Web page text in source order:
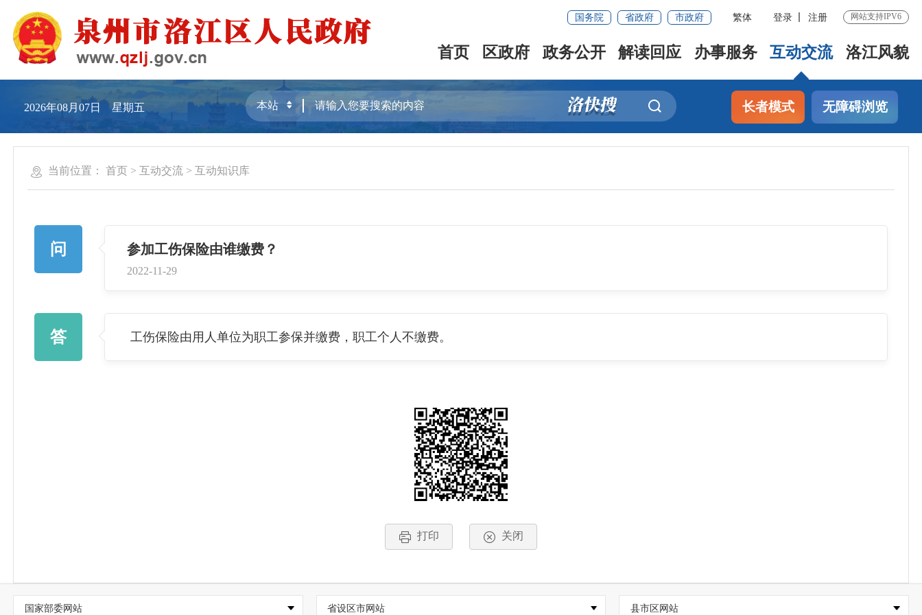
国务院 省政府 市政府 繁体 登录 注册 网站支持IPV6
首页 区政府 政务公开 解读回应 办事服务 互动交流 洛江风貌
2026年08月07日 星期五 长者模式 无障碍浏览
当前位置： 首页 >互动交流 >互动知识库
问 参加工伤保险由谁缴费？
2022-11-29
答 工伤保险由用人单位为职工参保并缴费，职工个人不缴费。
打印 关闭
国家部委网站 省设区市网站 县市区网站